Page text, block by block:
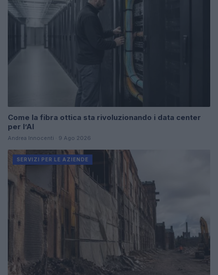
Come la fibra ottica sta rivoluzionando i data center
per l’AI
Andrea Innocenti · 9 Ago 2026
SERVIZI PER LE AZIENDE